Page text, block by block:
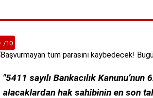
/10
"5411 sayılı Bankacılık
alacaklardan hak sahibinin en son